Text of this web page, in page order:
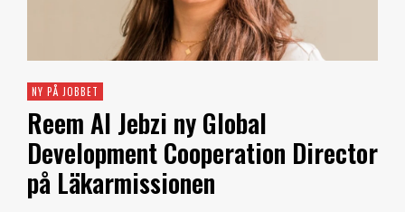
NY PÅ JOBBET
Reem Al Jebzi ny Global
Development Cooperation Director
på Läkarmissionen